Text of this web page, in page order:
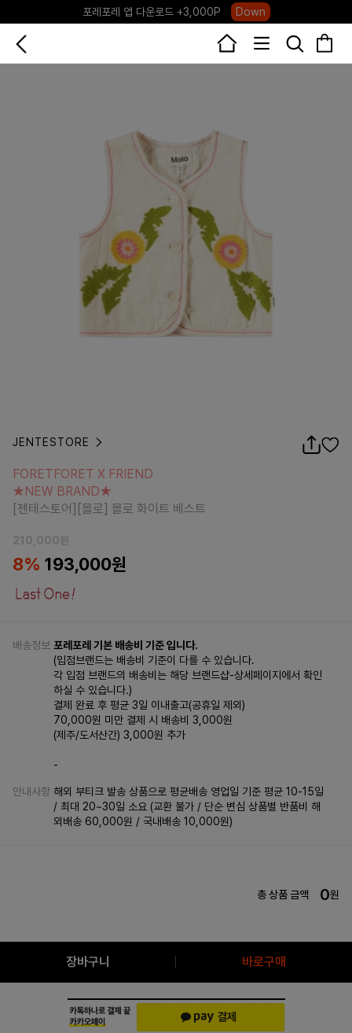
포레포레 앱 다운로드 +3,000P
Down
하우스오브캐러셀, 국내단독 프리오더(~8/10) Click
JENTESTORE
★NEW BRAND★
[젠테스토어][몰로] 몰로 화이트 베스트
FORETFORET X FRIEND
★NEW BRAND★
[젠테스토어][몰로] 몰로 화이트 베스트
210,000원
8% 193,000원
배송정보 포레포레 기본 배송비 기준 입니다.
(입점브랜드는 배송비 기준이 다를 수 있습니다.
각 입점 브랜드의 배송비는 해당 브랜드샵-상세페이지에서 확인
하실 수 있습니다.)
결제 완료 후 평균 3일 이내출고(공휴일 제외)
70,000원 미만 결제 시 배송비 3,000원
(제주/도서산간) 3,000원 추가
-
안내사항 해외 부티크 발송 상품으로 평균배송 영업일 기준 평균 10-15일
/ 최대 20~30일 소요 (교환 불가 / 단순 변심 상품별 반품비 해
외배송 60,000원 / 국내배송 10,000원)
총 상품 금액 0원
장바구니 바로구매